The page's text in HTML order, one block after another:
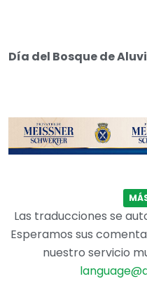
Día del Bosque de
Las traducciones se
Esperamos sus
nuestro servicio